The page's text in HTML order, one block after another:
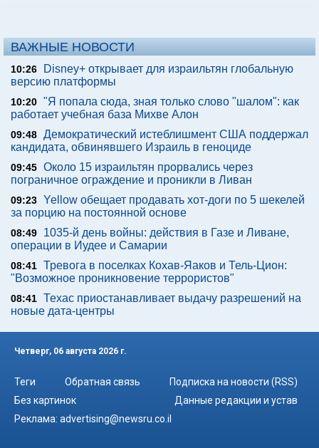
ВАЖНЫЕ НОВОСТИ
10:26
Disney+ открывает для израильтян глобальную
версию платформы
10:20 "Я попала сюда, зная только слово "шалом": как
работает учебная база Михве Алон
09:48 Демократический истеблишмент США поддержал
кандидата, обвинявшего Израиль в геноциде
09:45 Около 15 израильтян прорвались через
пограничное ограждение и проникли в Ливан
09:23 Yellow обещает продавать хот-доги по 5 шекелей
за порцию на постоянной основе
08:49
1035-й день войны: действия в Газе и Ливане,
операции в Иудее и Самарии
08:41 Тревога в поселках Кохав-Яаков и Тель-Цион:
"Возможное проникновение террористов"
08:41 Техас приостанавливает выдачу разрешений на
новые дата-центры
Четверг, 06 августа 2026 г.
Теги Обратная связь
Подписка на новости (RSS)
Без картинок
Данные редакции и устав
Реклама: advertising@newsru.co.il